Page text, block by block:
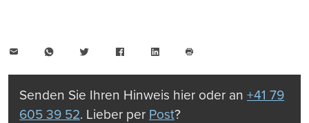
WhatsAppTwitter FacebookLinkedIn
drucken
Senden Sie Ihren Hinweis hier oder an +41 79
605 39 52. Lieber per Post?